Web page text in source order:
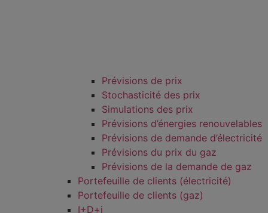
Prévisions de prix
Stochasticité des prix
Simulations des prix
Prévisions d’énergies renouvelables
Prévisions de demande d’électricité
Prévisions du prix du gaz
Prévisions de la demande de gaz
Portefeuille de clients (électricité)
Portefeuille de clients (gaz)
I+D+i